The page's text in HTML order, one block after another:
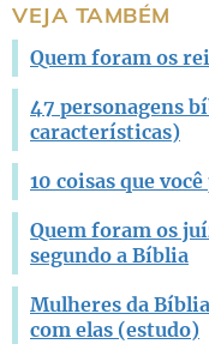
VEJA TAMBÉM
Quem foram os
47 personagens
características)
10 coisas que
Quem foram os
segundo a Bíblia
Mulheres da
com elas (estudo)